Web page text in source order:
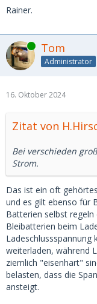
Rainer.
Online Tom
Administrator
16. Oktober 2024
Zitat von
Bei verschieden
Strom.
Das ist ein oft
und es gilt ebenso für
Batterien selbst
Bleibatterien beim
weiterladen, während
ziemlich "eisenhart"
belasten, dass die
ansteigt.